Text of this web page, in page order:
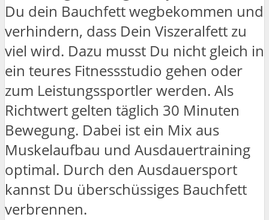
Du dein Bauchfett wegbekommen und
verhindern, dass Dein Viszeralfett zu
viel wird. Dazu musst Du nicht gleich in
ein teures Fitnessstudio gehen oder
zum Leistungssportler werden. Als
Richtwert gelten täglich 30 Minuten
Bewegung. Dabei ist ein Mix aus
Muskelaufbau und Ausdauertraining
optimal. Durch den Ausdauersport
kannst Du überschüssiges Bauchfett
verbrennen.